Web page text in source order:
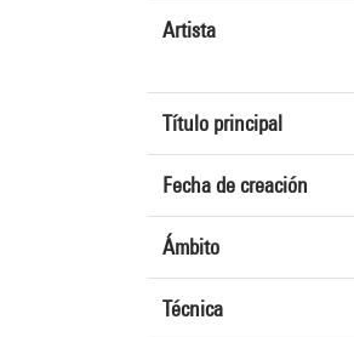
Artista
Título principal
Fecha de creación
Ámbito
Técnica